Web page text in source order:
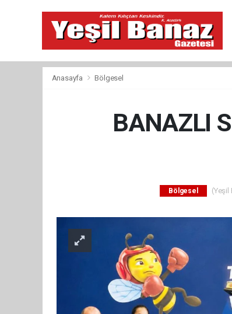
Anasayfa Bölgesel
BANAZLI
Bölgesel (Yeşil